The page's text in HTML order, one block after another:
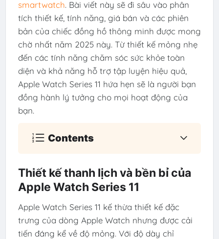
smartwatch. Bài viết này sẽ đi sâu vào phân
tích thiết kế, tính năng, giá bán và các phiên
bản của chiếc đồng hồ thông minh được mong
chờ nhất năm 2025 này. Từ thiết kế mỏng nhẹ
đến các tính năng chăm sóc sức khỏe toàn
diện và khả năng hỗ trợ tập luyện hiệu quả,
Apple Watch Series 11 hứa hẹn sẽ là người bạn
đồng hành lý tưởng cho mọi hoạt động của
bạn.
Contents
Thiết kế thanh lịch và bền bỉ của
Apple Watch Series 11
Apple Watch Series 11 kế thừa thiết kế đặc
trưng của dòng Apple Watch nhưng được cải
tiến đáng kể về độ mỏng. Với độ dày chỉ